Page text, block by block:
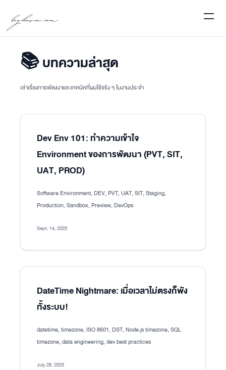
boychawin.com
📚 บทความล่าสุด
เล่าเรื่องการพัฒนาและเทคนิคที่ผมใช้จริง ๆ ในงานประจำ
Dev Env 101: ทำความเข้าใจ
Environment ของการพัฒนา (PVT, SIT,
UAT, PROD)
Software Environment, DEV, PVT, UAT, SIT, Staging,
Production, Sandbox, Preview, DevOps
Sept. 14, 2025
DateTime Nightmare: เมื่อเวลาไม่ตรงก็พัง
ทั้งระบบ!
datetime, timezone, ISO 8601, DST, Node.js timezone, SQL
timezone, data engineering, dev best practices
July 28, 2025